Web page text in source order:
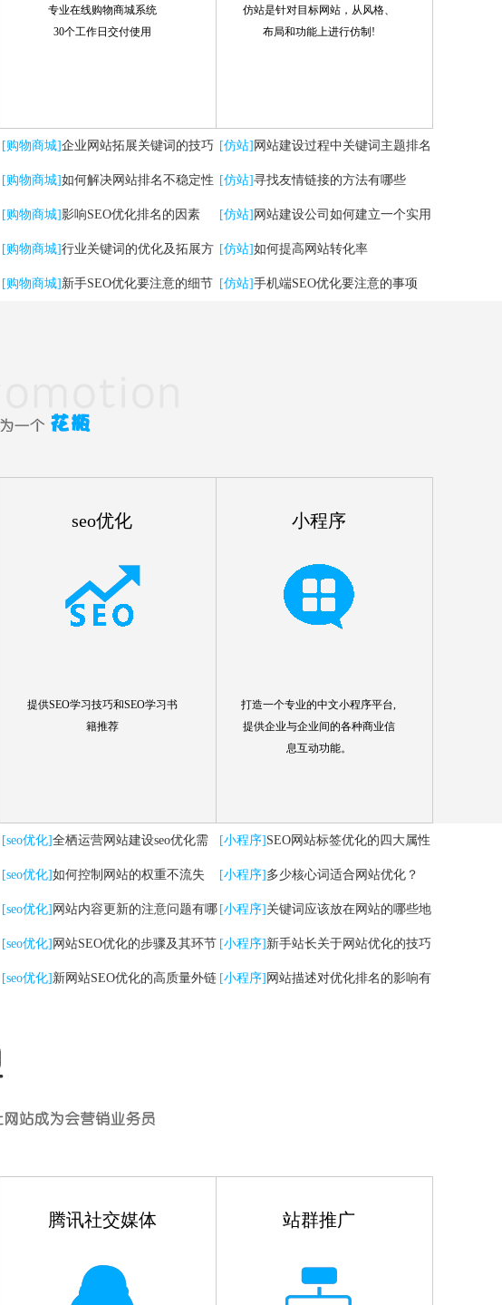
专业在线购物商城系统
30个工作日交付使用
仿站是针对目标网站，从风格、
布局和功能上进行仿制!
[购物商城]企业网站拓展关键词的技巧
有哪些
[购物商城]如何解决网站排名不稳定性
[购物商城]影响SEO优化排名的因素
[购物商城]行业关键词的优化及拓展方
法
[购物商城] 新手SEO优化要注意的细节
[仿站] 网站建设过程中关键词主题排名
掉了，怎么办？
[仿站]寻找友情链接的方法有哪些
[仿站] 网站建设公司如何建立一个实用
的网站
[仿站]如何提高网站转化率
[仿站]手机端SEO优化要注意的事项
seo优化
提供SEO学习技巧和SEO学习书
籍推荐
小程序
打造一个专业的中文小程序平台,
提供企业与企业间的各种商业信
息互动功能。
[seo优化]全栖运营网站建设seo优化需
要注意哪些问题
[seo优化]如何控制网站的权重不流失
[seo优化] 网站内容更新的注意问题有哪
些
[seo优化] 网站SEO优化的步骤及其环节
有哪些
[seo优化] 新网站SEO优化的高质量外链
[小程序] SEO网站标签优化的四大属性
分析
[小程序] 多少核心词适合网站优化？
[小程序] 关键词应该放在网站的哪些地
方
[小程序] 新手站长关于网站优化的技巧
有哪些
[小程序] 网站描述对优化排名的影响有
腾讯社交媒体 站群推广